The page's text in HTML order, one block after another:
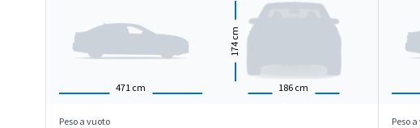
471 cm 186 cm
174
cm
Peso a vuoto Peso